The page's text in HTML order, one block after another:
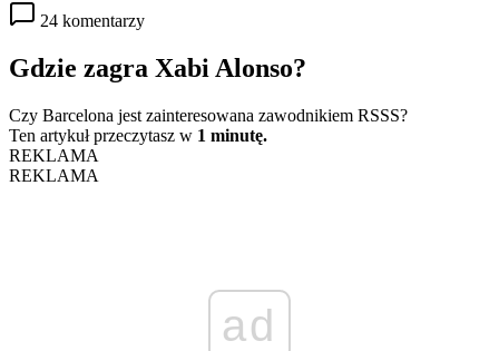
24 komentarzy
Gdzie zagra Xabi Alonso?
Czy Barcelona jest zainteresowana zawodnikiem RSSS?
Ten artykuł przeczytasz w 1 minutę.
REKLAMA
REKLAMA
ad